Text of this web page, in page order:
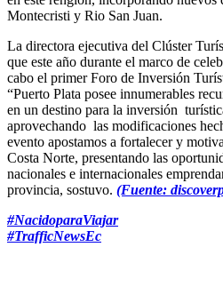
Montecristi y Rio San Juan.
La directora ejecutiva del Clúster
que este año durante el marco de
cabo el primer Foro de Inversión
“Puerto Plata posee innumerables
en un destino para la inversión
aprovechando las modificaciones
evento apostamos a fortalecer y
Costa Norte, presentando las
nacionales e internacionales
provincia, sostuvo. (Fuente:
#NacidoparaViajar
#TrafficNewsEc